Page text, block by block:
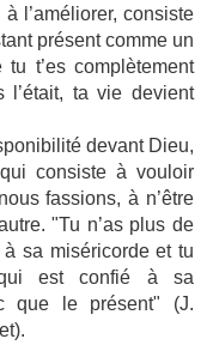
l’améliorer, consiste
présent comme un
t’es complètement
l’était, ta vie devient
devant Dieu,
consiste à vouloir
fassions, à n’être
"Tu n’as plus de
sa miséricorde et tu
est confié à sa
que le présent" (J.